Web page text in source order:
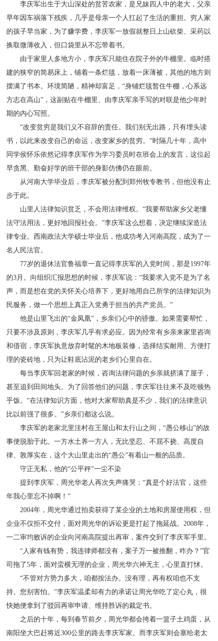
李庆军出生于大山深处的贫苦农家，是兄妹四人中的老大，父亲
早年因车祸落下残疾，几乎是母亲一个人扛起了生活的重担。穷人家
的孩子早当家，为了赚学费，李庆军一放假就整日上山砍柴、采药以
换取微薄收入，但口袋里从不忘带着书。
由于家里人多地方小，李庆军只能住在院子外的牛棚里。临时搭
建的狭窄的简易床上，铺着一条烂毯，放着一床薄被，其他的地方则
摆满了书本。环境简陋，精神却富足，“身铺烂毯暂住牛棚，心系远
方志在高山”，这副贴在牛棚里、由李庆军亲手写的对联是他少年时
期的内心写照。
“改变贫穷是我们义不容辞的责任。我们别无出路，只有埋头读
书，以此来改变自己的命运，改变家乡的贫穷。”时隔几十年，高中
同学侯怀乐依然记得李庆军作为学习委员时在班会上的发言，这位起
早贪黑、勤奋好学的班干部的身影仿佛仍在眼前。
从河南大学毕业后，李庆军被分配到郑州牧专教书，但他没有止
步于此。
山里人法律知识贫乏，不会用法律维权。“我要帮助家乡父老懂
法守法用法，更好地回报社会。”李庆军这么想着，决定继续深造法
律专业。西南政法大学硕士毕业后，他成功考入河南高院，成为了一
名人民法官。
77岁的退休法官鲁福章一直记得李庆军的入党时间，那是1997年
的3月。向组织汇报思想的时候，李庆军说：“我要求入党不是为了名
声，而是想在党的关怀关心培养下，更好地用自己所学的法律知识为
民服务，做一个思想上真正入党勇于担当的共产党员。”
他是山里飞出的“金凤凰”，乡亲们心中的骄傲。如果需要帮忙，
只要不涉及原则，李庆军几乎有求必应。因为经常有乡亲来家里咨询
和借宿，李庆军执意放弃时髦的木地板装修，选择结实耐用、方便打
理的瓷砖地，只为让鞋底沾泥的老乡们心里自在。
每当李庆军回老家的时候，咨询法律问题的乡亲就挤满了屋子，
甚至追到田间地头。为了回答他们的问题，李庆军往往来不及吃顿热
乎饭。“在法律知识方面，他对大家帮助真是不少，我们的法律意识
比以前强了很多。”乡亲们都这么说。
李庆军的老家北里洼村在王屋山和太行山之间，“愚公移山”的故
事便脱胎于此。一方水土养一方人，无比坚忍、不屈不挠、高度自
律、敦厚实在，这个大山里走出的“愚公”有着山一般的品质。
守正无私，他的“公平秤”一尘不染
提到李庆军，周光华老人再次失声痛哭：“真是个好法官，这些
年我心里忘不掉啊！”
2004年，周光华通过拍卖获得了某企业的土地和房屋使用权，但
企业不仅拒不交付，面对周光华的诉讼更是打起了拖延战。2008年，
一二审均败诉的企业向河南高院提出再审，案件交到了李庆军手里。
“人家有钱有势，我连律师都没有，案子万一被推翻，咋办？”官
司拖了5年，面对蛮横无理的企业，周光华六神无主，心里直打怵。
“不管对方势力多大，咱都按法办。没有理，再有权咱也不支
持。您别害怕。”李庆军温柔却有力的承诺让周光华吃了定心丸，很
快她便拿到了驳回再审申请、维持胜诉的裁定书。
之后的十年，每到春节前夕，周光华都会挎着一篮子土鸡蛋，从
南阳坐大巴赶将近300公里的路去李庆军家。而李庆军则会塞给老太